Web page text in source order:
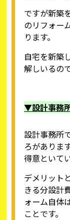
ですが新築
のリフォー
ります。
自宅を新築
解しいるの
▼設計事務
設計事務所
ろがありま
得意といて
デメリット
きる分設計
ォーム自体
ことです。